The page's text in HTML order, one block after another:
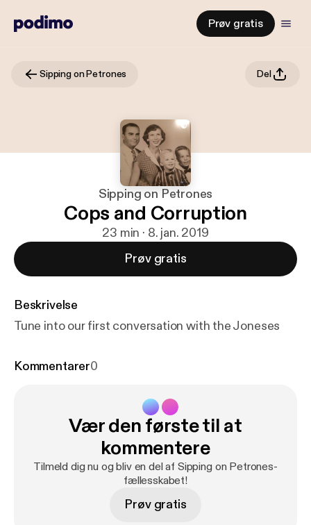
Prøv gratis
Sipping on Petrones Del
Sipping on Petrones
Cops and Corruption
23 min · 8. jan. 2019
Prøv gratis
Beskrivelse
Tune into our first conversation with the Joneses
Kommentarer0
Vær den første til at
kommentere
Tilmeld dig nu og bliv en del af Sipping on Petrones-
fællesskabet!
Prøv gratis